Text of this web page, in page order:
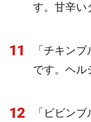
す。甘辛い
11
「チキン
です。ヘル
12
「ビビン